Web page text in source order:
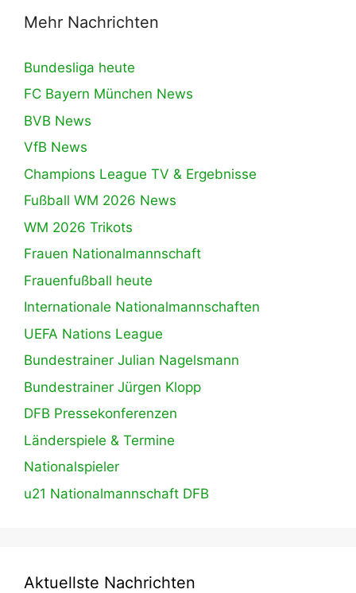
Mehr Nachrichten
Bundesliga heute
FC Bayern München News
BVB News
VfB News
Champions League TV & Ergebnisse
Fußball WM 2026 News
WM 2026 Trikots
Frauen Nationalmannschaft
Frauenfußball heute
Internationale Nationalmannschaften
UEFA Nations League
Bundestrainer Julian Nagelsmann
Bundestrainer Jürgen Klopp
DFB Pressekonferenzen
Länderspiele & Termine
Nationalspieler
u21 Nationalmannschaft DFB
Aktuellste Nachrichten